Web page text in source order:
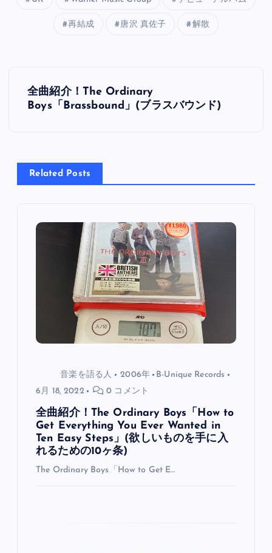
再結成 唐沢 真佐子 解散
投
稿
ビ
全曲紹介！The Ordinary
Boys「Brassbound」(ブラスバウンド)
Related Posts
音楽を語る人 2006年
B-Unique Records
6月 18, 2022
0 コメント
全曲紹介！The Ordinary Boys「How to
Get Everything You Ever Wanted in
Ten Easy Steps」(欲しいものを手に入
れるための10ヶ条)
The Ordinary Boys「How to Get E…